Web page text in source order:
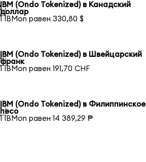
IBM (Ondo Tokenized) в Канадский
доллар
1 IBMon равен 330,80 $
IBM (Ondo Tokenized) в Швейцарский
франк
1 IBMon равен 191,70 CHF
IBM (Ondo Tokenized) в Филиппинское
песо
1 IBMon равен 14 389,29 ₱